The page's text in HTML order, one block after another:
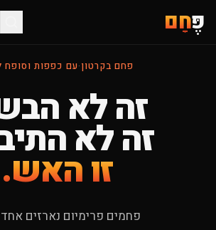
פֶּחָם
פחם בקרטון·עם כפפות וסופח
זה לא
זה לא
זו האש.
פחמים פרימיום נארזים